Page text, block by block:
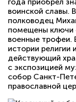
воинской славы.
полководец
помещены ключи
военные трофеи.
истории
действующий
с экспозицией
собор Санкт-
православной